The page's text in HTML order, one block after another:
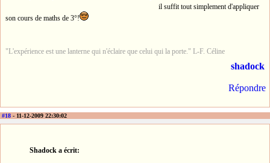
il suffit tout simplement d'appliquer
son cours de maths de 3°!
"L'expérience est une lanterne qui n'éclaire que celui qui la porte." L-F. Céline
shadock
Répondre
#18 - 11-12-2009 22:30:02
Shadock a écrit: